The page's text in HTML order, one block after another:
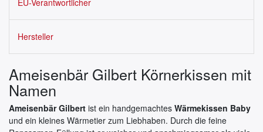
Hersteller
Ameisenbär Gilbert Körnerkissen mit
Namen
Ameisenbär Gilbert ist ein handgemachtes Wärmekissen Baby
und ein kleines Wärmetier zum Liebhaben. Durch die feine